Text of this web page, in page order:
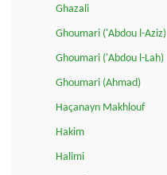
Ghazali
Ghoumari ('Abdou l-Aziz)
Ghoumari ('Abdou l-Lah)
Ghoumari (Ahmad)
Haçanayn Makhlouf
Hakim
Halimi